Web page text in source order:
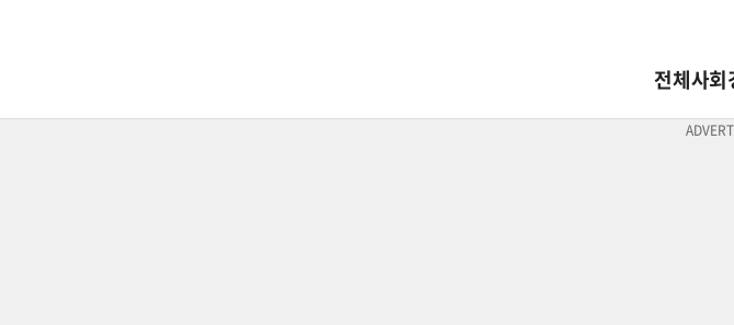
전체사회